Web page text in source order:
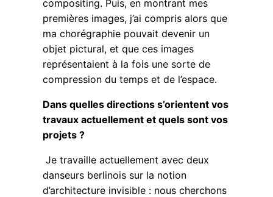
compositing. Puis, en montrant mes
premières images, j’ai compris alors que
ma chorégraphie pouvait devenir un
objet pictural, et que ces images
représentaient à la fois une sorte de
compression du temps et de l’espace.
Dans quelles directions s’orientent vos
travaux actuellement et quels sont vos
projets ?
Je travaille actuellement avec deux
danseurs berlinois sur la notion
d’architecture invisible : nous cherchons